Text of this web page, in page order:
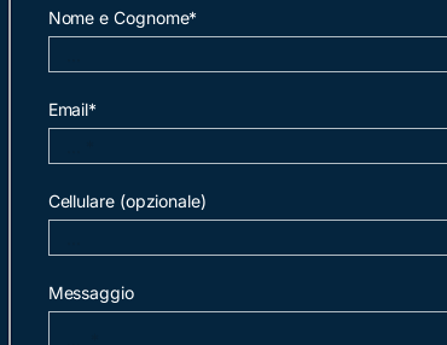
Nome e Cognome*
Email*
Cellulare (opzionale)
Messaggio